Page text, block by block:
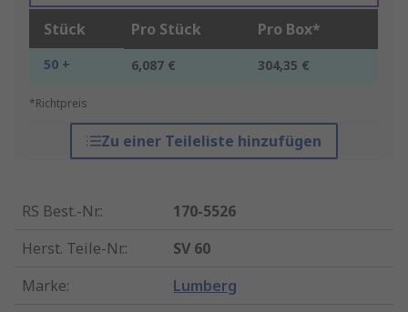
Stück Pro Stück Pro Box*
50 + 6,087 € 304,35 €
*Richtpreis
Zu einer Teileliste hinzufügen
RS Best.-Nr.:
170-5526
Herst. Teile-Nr.:
SV 60
Marke: Lumberg